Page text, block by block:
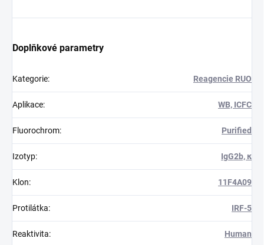
Doplňkové parametry
Kategorie: Reagencie RUO
Aplikace: WB, ICFC
Fluorochrom: Purified
Izotyp: IgG2b, κ
Klon: 11F4A09
Protilátka: IRF-5
Reaktivita: Human